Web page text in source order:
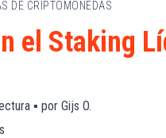
DE CRIPTOMONEDAS
el Staking
▪ por Gijs O.